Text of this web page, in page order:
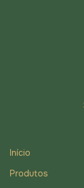
Início
Produtos